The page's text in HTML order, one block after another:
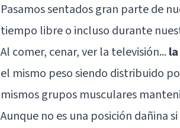
Pasamos sentados gran parte de
tiempo libre o incluso durante
Al comer, cenar, ver la televisión...
el mismo peso siendo distribuido
mismos grupos musculares
Aunque no es una posición dañina